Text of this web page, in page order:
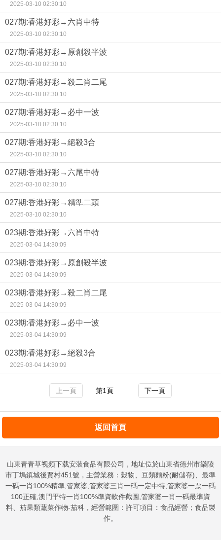
2025-03-10 02:30:10
027期:香港好彩→六肖中特
2025-03-10 02:30:10
027期:香港好彩→原創殺半波
2025-03-10 02:30:10
027期:香港好彩→殺二肖二尾
2025-03-10 02:30:10
027期:香港好彩→必中一波
2025-03-10 02:30:10
027期:香港好彩→絕殺3合
2025-03-10 02:30:10
027期:香港好彩→六尾中特
2025-03-10 02:30:10
027期:香港好彩→精準二頭
2025-03-10 02:30:10
023期:香港好彩→六肖中特
2025-03-04 14:30:09
023期:香港好彩→原創殺半波
2025-03-04 14:30:09
023期:香港好彩→殺二肖二尾
2025-03-04 14:30:09
023期:香港好彩→必中一波
2025-03-04 14:30:09
023期:香港好彩→絕殺3合
2025-03-04 14:30:09
上一頁 第1頁 下一頁
返回首頁
山東青青草视频下载安装食品有限公司，地址位於山東省德州市樂陵
市丁塢鎮城後賈村451號，主營業務：穀物、豆類麵粉(耐儲存)、最準
一碼一肖100%精準,管家婆,管家婆三肖一碼一定中特,管家婆一票一碼
100正確,澳門平特一肖100%準資軟件截圖,管家婆一肖一碼最準資
料、茄果類蔬菜作物-茄科，經營範圍：許可項目：食品經營；食品製
作。